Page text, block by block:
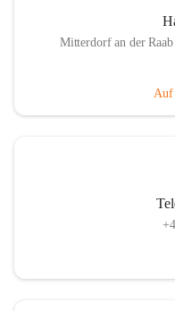
Mitterdorf an der
Auf